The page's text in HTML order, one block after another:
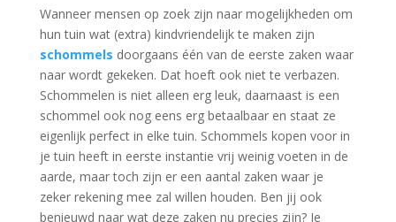
Wanneer mensen op zoek zijn naar mogelijkheden om
hun tuin wat (extra) kindvriendelijk te maken zijn
schommels doorgaans één van de eerste zaken waar
naar wordt gekeken. Dat hoeft ook niet te verbazen.
Schommelen is niet alleen erg leuk, daarnaast is een
schommel ook nog eens erg betaalbaar en staat ze
eigenlijk perfect in elke tuin. Schommels kopen voor in
je tuin heeft in eerste instantie vrij weinig voeten in de
aarde, maar toch zijn er een aantal zaken waar je
zeker rekening mee zal willen houden. Ben jij ook
benieuwd naar wat deze zaken nu precies zijn? Je